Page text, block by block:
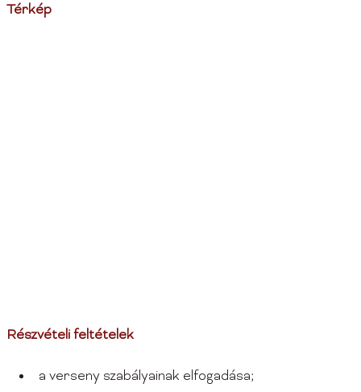
Térkép
Részvételi feltételek
a verseny szabályainak elfogadása;